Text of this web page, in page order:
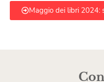
Maggio dei libri 2024: